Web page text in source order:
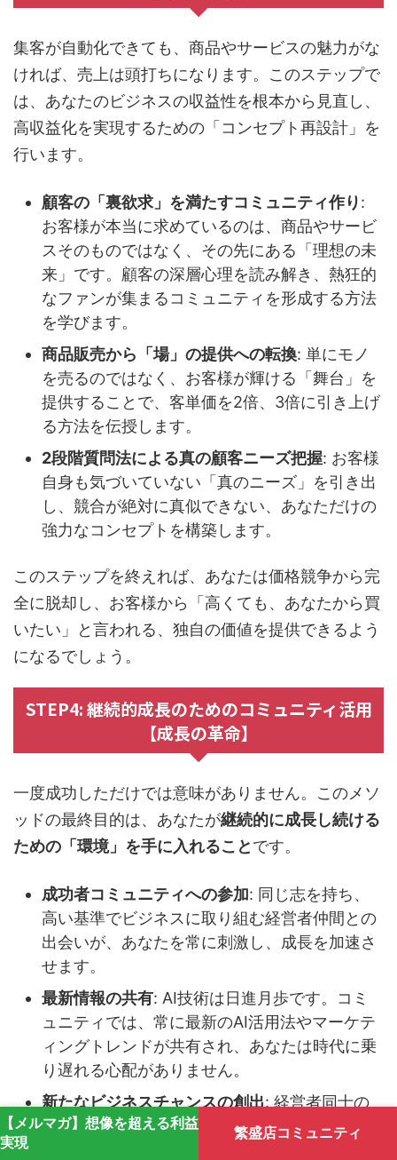
集客が自動化できても、商品やサービスの魅力がな
ければ、売上は頭打ちになります。このステップで
は、あなたのビジネスの収益性を根本から見直し、
高収益化を実現するための「コンセプト再設計」を
行います。
顧客の「裏欲求」を満たすコミュニティ作り:
お客様が本当に求めているのは、商品やサービ
スそのものではなく、その先にある「理想の未
来」です。顧客の深層心理を読み解き、熱狂的
なファンが集まるコミュニティを形成する方法
を学びます。
商品販売から「場」の提供への転換: 単にモノ
を売るのではなく、お客様が輝ける「舞台」を
提供することで、客単価を2倍、3倍に引き上げ
る方法を伝授します。
2段階質問法による真の顧客ニーズ把握: お客様
自身も気づいていない「真のニーズ」を引き出
し、競合が絶対に真似できない、あなただけの
強力なコンセプトを構築します。
このステップを終えれば、あなたは価格競争から完
全に脱却し、お客様から「高くても、あなたから買
いたい」と言われる、独自の価値を提供できるよう
になるでしょう。
STEP4: 継続的成長のためのコミュニティ活用
【成長の革命】
一度成功しただけでは意味がありません。このメソ
ッドの最終目的は、あなたが継続的に成長し続ける
ための「環境」を手に入れることです。
成功者コミュニティへの参加: 同じ志を持ち、
高い基準でビジネスに取り組む経営者仲間との
出会いが、あなたを常に刺激し、成長を加速さ
せます。
最新情報の共有: AI技術は日進月歩です。コミ
ュニティでは、常に最新のAI活用法やマーケテ
ィングトレンドが共有され、あなたは時代に乗
り遅れる心配がありません。
新たなビジネスチャンスの創出: 経営者同士の
コラボレーションから、新しいビジネスが生ま
【メルマガ】想像を超える利益
実現
繁盛店コミュニティ